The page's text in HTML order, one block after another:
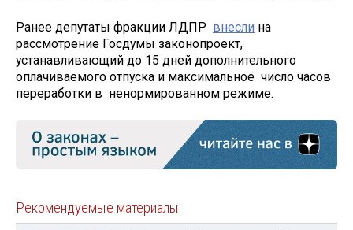
Ранее депутаты фракции ЛДПР внесли на
рассмотрение Госдумы законопроект,
устанавливающий до 15 дней дополнительного
оплачиваемого отпуска и максимальное число часов
переработки в ненормированном режиме.
Рекомендуемые материалы